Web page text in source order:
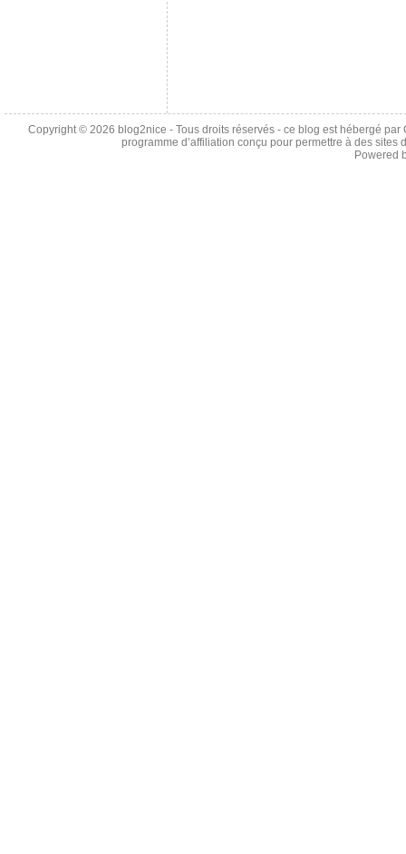
Copyright © 2026 blog2nice - Tous droits réservés - ce blog est hébergé
programme d’affiliation conçu pour permettre à des
Powered